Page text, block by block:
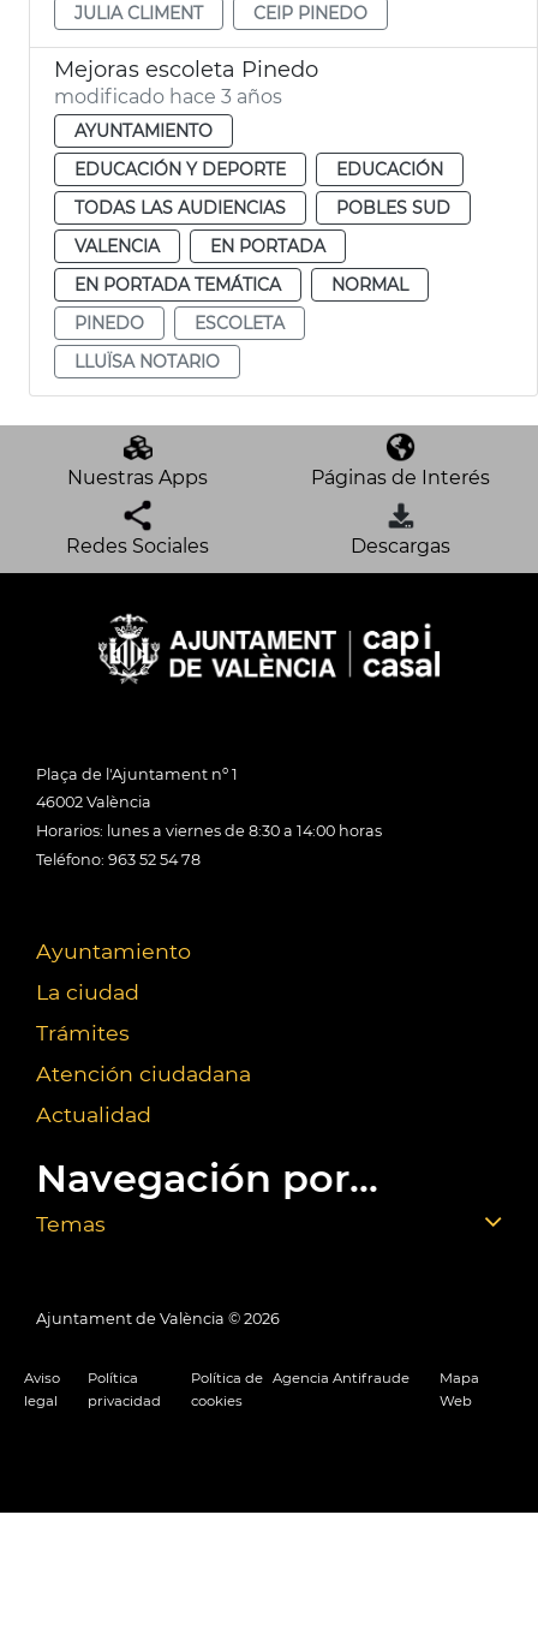
JULIA CLIMENT
CEIP PINEDO
Mejoras escoleta Pinedo
modificado hace 3 años
AYUNTAMIENTO
EDUCACIÓN Y DEPORTE
EDUCACIÓN
TODAS LAS AUDIENCIAS
POBLES SUD
VALENCIA
EN PORTADA
EN PORTADA TEMÁTICA
NORMAL
PINEDO
ESCOLETA
LLUÏSA NOTARIO
Nuestras Apps Páginas de Interés
Redes Sociales Descargas
Plaça de l'Ajuntament nº 1
46002 València
Horarios: lunes a viernes de 8:30 a 14:00 horas
Teléfono: 963 52 54 78
Ayuntamiento
La ciudad
Trámites
Atención ciudadana
Actualidad
Navegación por...
Temas
Ajuntament de València © 2026
Aviso
legal
Política
privacidad
Política de
cookies
Agencia Antifraude
Mapa
Web